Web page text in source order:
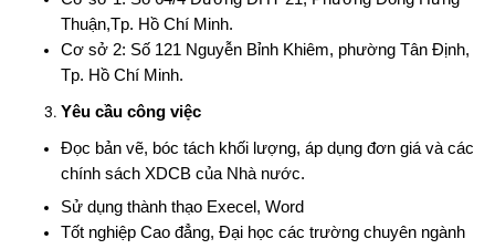
Thuận,Tp. Hồ Chí Minh.
Cơ sở 2: Số 121 Nguyễn Bỉnh Khiêm, phường Tân Định,
Tp. Hồ Chí Minh.
Yêu cầu công việc
Đọc bản vẽ, bóc tách khối lượng, áp dụng đơn giá và các
chính sách XDCB của Nhà nước.
Sử dụng thành thạo Execel, Word
Tốt nghiệp Cao đẳng, Đại học các trường chuyên ngành